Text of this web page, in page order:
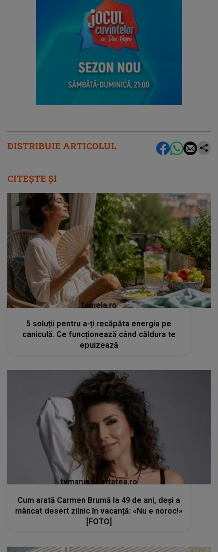
DISTRIBUIE ARTICOLUL
CITEȘTE ȘI
femeia.ro
5 soluții pentru a-ți recăpăta energia pe
caniculă. Ce funcționează când căldura te
epuizează
tvmania.libertatea.ro
Cum arată Carmen Brumă la 49 de ani, deși a
mâncat desert zilnic în vacanță: «Nu e noroc!»
[FOTO]